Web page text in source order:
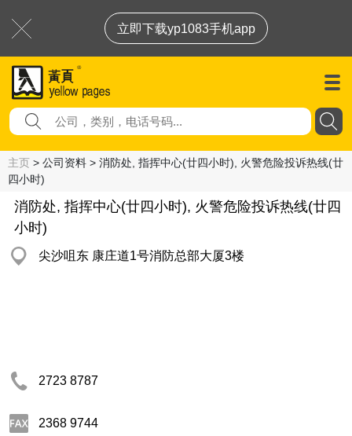
立即下载yp1083手机app
主页 > 公司资料 > 消防处, 指挥中心(廿四小时), 火警危险投诉热线(廿
四小时)
消防处, 指挥中心(廿四小时), 火警危险投诉热线(廿四
小时)
尖沙咀东 康庄道1号消防总部大厦3楼
2723 8787
2368 9744